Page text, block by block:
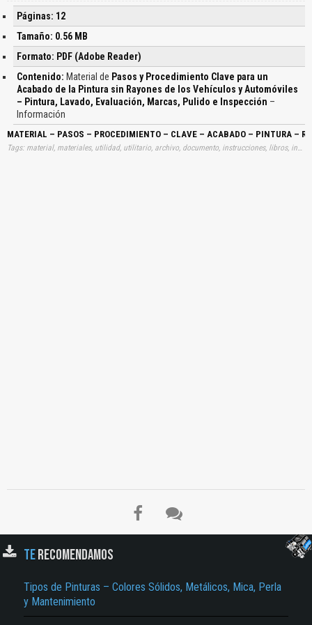
Páginas: 12
Tamaño: 0.56 MB
Formato: PDF (Adobe Reader)
Contenido: Material de Pasos y Procedimiento Clave para un
Acabado de la Pintura sin Rayones de los Vehículos y Automóviles
– Pintura, Lavado, Evaluación, Marcas, Pulido e Inspección –
Información
MATERIAL – PASOS – PROCEDIMIENTO – CLAVE – ACABADO – PINTURA –
TERECOMENDAMOS
Tipos de Pinturas – Colores Sólidos, Metálicos, Mica, Perla
y Mantenimiento